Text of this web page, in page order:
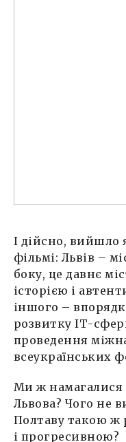
І дійсно, вийшло
фільмі: Львів –
боку, це давнє
історією і
іншого –
розвитку ІТ-
проведення
всеукраїнських
Ми ж намагалися
Львова? Чого не
Полтаву такою ж
і прогресивною?